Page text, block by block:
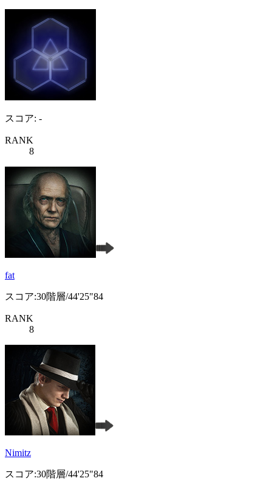
スコア: -
RANK
8
fat
スコア:30階層/44'25"84
RANK
8
Nimitz
スコア:30階層/44'25"84